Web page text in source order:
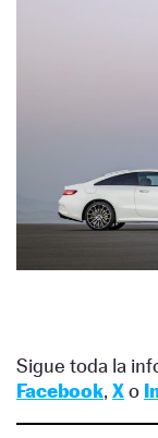
Sigue toda la
Facebook, Xo